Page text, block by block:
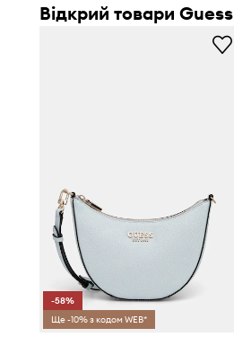
Відкрий товари Guess
-58%
Ще -10% з кодом WEB*